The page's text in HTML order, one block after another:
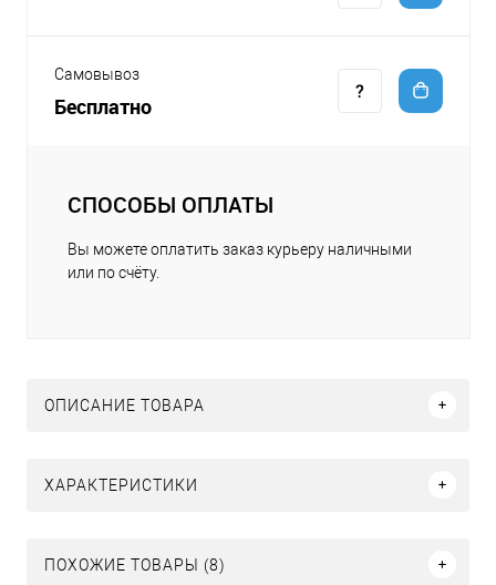
Самовывоз
Бесплатно
СПОСОБЫ ОПЛАТЫ
Вы можете оплатить заказ курьеру наличными
или по счёту.
ОПИСАНИЕ ТОВАРА
ХАРАКТЕРИСТИКИ
ПОХОЖИЕ ТОВАРЫ (8)